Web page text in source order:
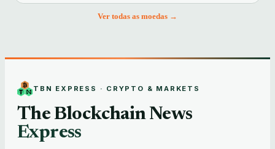
Ver todas as moedas →
TBN EXPRESS · CRYPTO & MARKETS
The Blockchain News
Express